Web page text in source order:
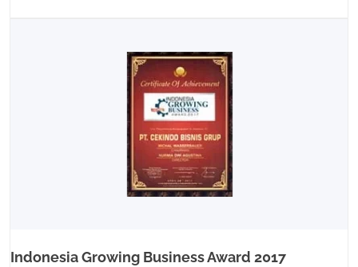
Indonesia Growing Business Award 2017